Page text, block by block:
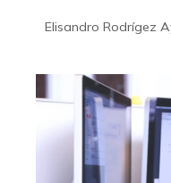
Elisandro Rodrígez